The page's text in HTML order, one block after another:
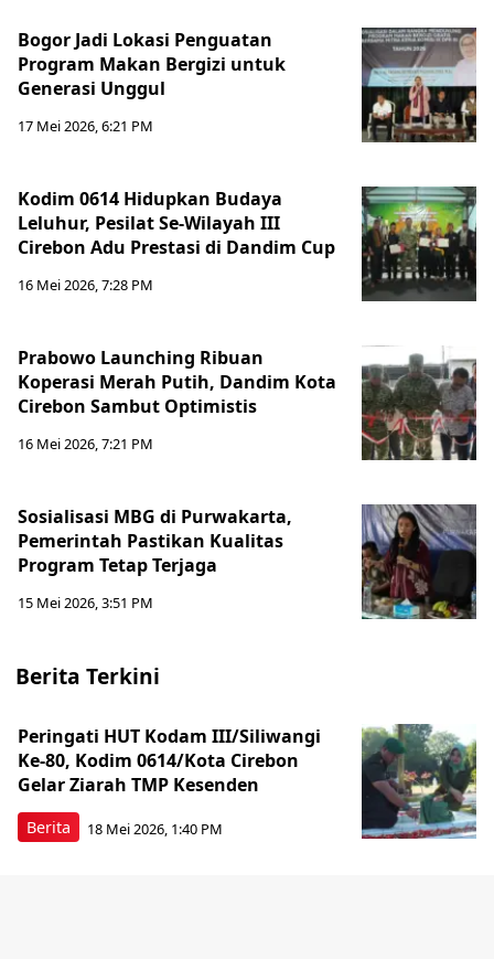
Bogor Jadi Lokasi Penguatan
Program Makan Bergizi untuk
Generasi Unggul
17 Mei 2026, 6:21 PM
Kodim 0614 Hidupkan Budaya
Leluhur, Pesilat Se-Wilayah III
Cirebon Adu Prestasi di Dandim Cup
16 Mei 2026, 7:28 PM
Prabowo Launching Ribuan
Koperasi Merah Putih, Dandim Kota
Cirebon Sambut Optimistis
16 Mei 2026, 7:21 PM
Sosialisasi MBG di Purwakarta,
Pemerintah Pastikan Kualitas
Program Tetap Terjaga
15 Mei 2026, 3:51 PM
Berita Terkini
Berita
Peringati HUT Kodam III/Siliwangi
Ke-80, Kodim 0614/Kota Cirebon
Gelar Ziarah TMP Kesenden
18 Mei 2026, 1:40 PM